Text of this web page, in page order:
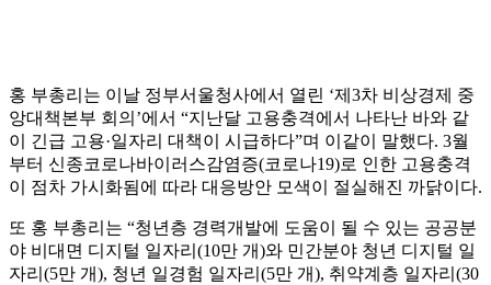
홍 부총리는 이날 정부서울청사에서 열린 ‘제3차 비상경제 중
앙대책본부 회의’에서 “지난달 고용충격에서 나타난 바와 같
이 긴급 고용·일자리 대책이 시급하다”며 이같이 말했다. 3월
부터 신종코로나바이러스감염증(코로나19)로 인한 고용충격
이 점차 가시화됨에 따라 대응방안 모색이 절실해진 까닭이다.
또 홍 부총리는 “청년층 경력개발에 도움이 될 수 있는 공공분
야 비대면 디지털 일자리(10만 개)와 민간분야 청년 디지털 일
자리(5만 개), 청년 일경험 일자리(5만 개), 취약계층 일자리(30